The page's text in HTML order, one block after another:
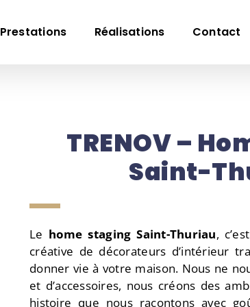
Prestations Réalisations Contact
TRENOV –
Saint-
Le home staging Saint-Thuriau,
créative de décorateurs d’intérieur
donner vie à votre maison. Nous ne
et d’accessoires, nous créons des
histoire que nous racontons avec